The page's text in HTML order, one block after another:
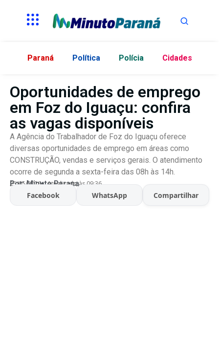
Paraná Política Polícia Cidades
Oportunidades de emprego
em Foz do Iguaçu: confira
as vagas disponíveis
A Agência do Trabalhador de Foz do Iguaçu oferece
diversas oportunidades de emprego em áreas como
CONSTRUÇÃO, vendas e serviços gerais. O atendimento
ocorre de segunda a sexta-feira das 08h às 14h.
Por:Minuto Parana
25/05/2026 Atualizado às 09:36
Facebook WhatsApp Compartilhar